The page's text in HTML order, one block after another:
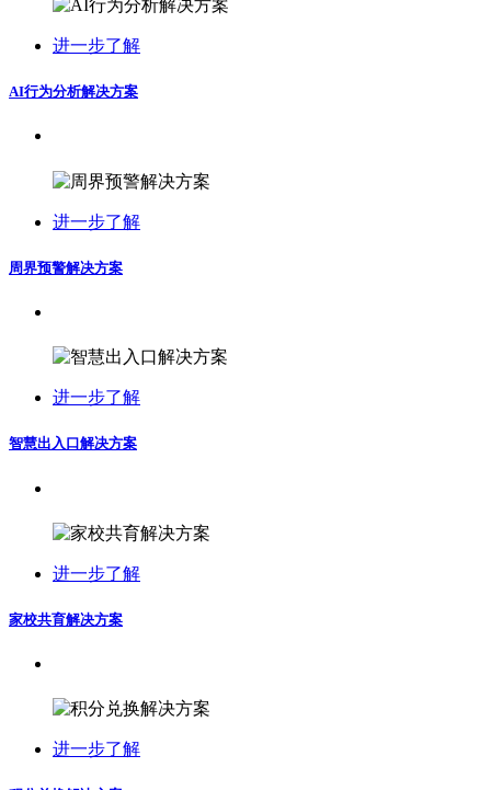
进一步了解
AI行为分析解决方案
进一步了解
周界预警解决方案
进一步了解
智慧出入口解决方案
进一步了解
家校共育解决方案
进一步了解